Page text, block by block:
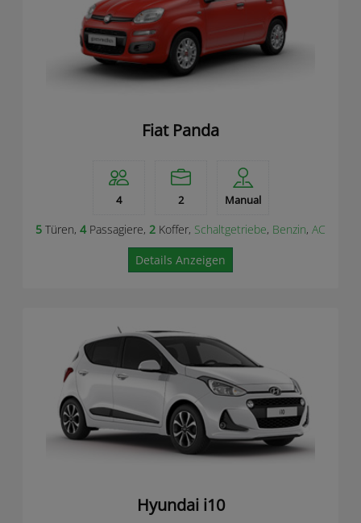
Fiat Panda
4 2 Manual
5 Türen, 4Passagiere, 2 Koffer, Schaltgetriebe, Benzin, AC
Details Anzeigen
Hyundai i10